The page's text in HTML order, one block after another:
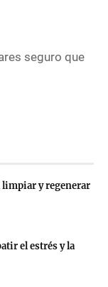
seguro que
limpiar y regenerar
el estrés y la